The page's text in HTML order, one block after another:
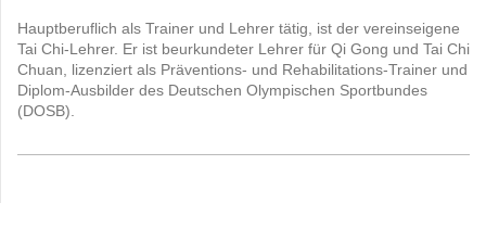
Hauptberuflich als Trainer und Lehrer tätig, ist der vereinseigene
Tai Chi-Lehrer. Er ist beurkundeter Lehrer für Qi Gong und Tai Chi
Chuan, lizenziert als Präventions- und Rehabilitations-Trainer und
Diplom-Ausbilder des Deutschen Olympischen Sportbundes
(DOSB).